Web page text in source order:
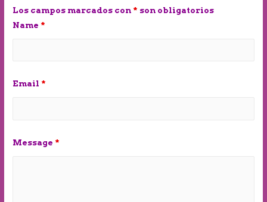
Los campos marcados con * son obligatorios
Name *
Email *
Message *